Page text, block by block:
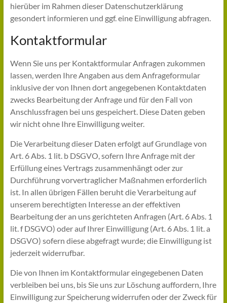
hierüber im Rahmen dieser Datenschutzerklärung
gesondert informieren und ggf. eine Einwilligung abfragen.
Kontaktformular
Wenn Sie uns per Kontaktformular Anfragen zukommen
lassen, werden Ihre Angaben aus dem Anfrageformular
inklusive der von Ihnen dort angegebenen Kontaktdaten
zwecks Bearbeitung der Anfrage und für den Fall von
Anschlussfragen bei uns gespeichert. Diese Daten geben
wir nicht ohne Ihre Einwilligung weiter.
Die Verarbeitung dieser Daten erfolgt auf Grundlage von
Art. 6 Abs. 1 lit. b DSGVO, sofern Ihre Anfrage mit der
Erfüllung eines Vertrags zusammenhängt oder zur
Durchführung vorvertraglicher Maßnahmen erforderlich
ist. In allen übrigen Fällen beruht die Verarbeitung auf
unserem berechtigten Interesse an der effektiven
Bearbeitung der an uns gerichteten Anfragen (Art. 6 Abs. 1
lit. f DSGVO) oder auf Ihrer Einwilligung (Art. 6 Abs. 1 lit. a
DSGVO) sofern diese abgefragt wurde; die Einwilligung ist
jederzeit widerrufbar.
Die von Ihnen im Kontaktformular eingegebenen Daten
verbleiben bei uns, bis Sie uns zur Löschung auffordern, Ihre
Einwilligung zur Speicherung widerrufen oder der Zweck für